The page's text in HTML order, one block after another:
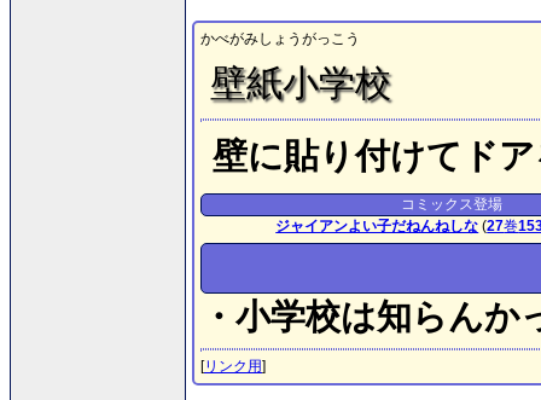
かべがみしょうがっこう
壁紙小学校
壁に貼り付けてド
コミックス登場
ジャイアンよい子だねんねしな (27巻
・小学校は知らんか
[リンク用]